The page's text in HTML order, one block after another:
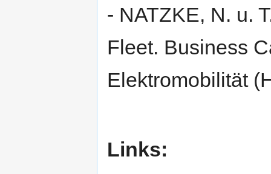
- NATZKE, N. u.
Fleet. Business
Elektromobilität
Links: